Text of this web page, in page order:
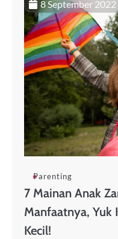
8 September 2022
Parenting
7 Mainan Anak
Manfaatnya, Yuk
Kecil!